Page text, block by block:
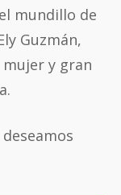
mundillo de
Guzmán,
mujer y gran